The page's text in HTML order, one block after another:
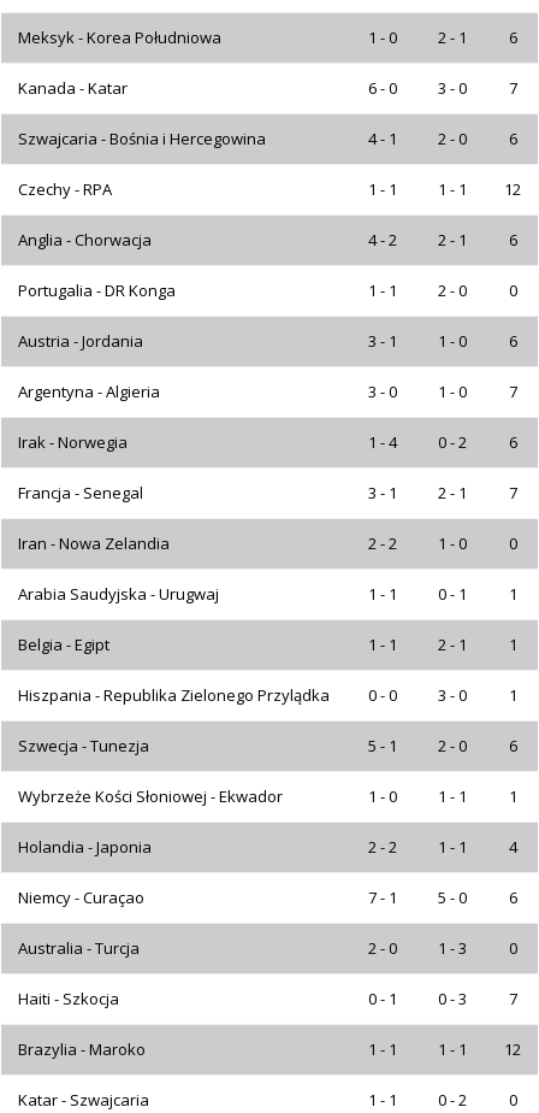
Meksyk - Korea Południowa 1 - 0 2 - 1 6
Kanada - Katar 6 - 0 3 - 0 7
Szwajcaria - Bośnia i Hercegowina 4 - 1 2 - 0 6
Czechy - RPA 1 - 1 1 - 1 12
Anglia - Chorwacja 4 - 2 2 - 1 6
Portugalia - DR Konga 1 - 1 2 - 0 0
Austria - Jordania 3 - 1 1 - 0 6
Argentyna - Algieria 3 - 0 1 - 0 7
Irak - Norwegia 1 - 4 0 - 2 6
Francja - Senegal 3 - 1 2 - 1 7
Iran - Nowa Zelandia 2 - 2 1 - 0 0
Arabia Saudyjska - Urugwaj 1 - 1 0 - 1 1
Belgia - Egipt 1 - 1 2 - 1 1
Hiszpania - Republika Zielonego Przylądka 0 - 0 3 - 0 1
Szwecja - Tunezja 5 - 1 2 - 0 6
Wybrzeże Kości Słoniowej - Ekwador 1 - 0 1 - 1 1
Holandia - Japonia 2 - 2 1 - 1 4
Niemcy - Curaçao 7 - 1 5 - 0 6
Australia - Turcja 2 - 0 1 - 3 0
Haiti - Szkocja 0 - 1 0 - 3 7
Brazylia - Maroko 1 - 1 1 - 1 12
Katar - Szwajcaria 1 - 1 0 - 2 0